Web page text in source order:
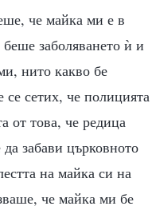
че майка ми е в
заболяването ѝ и
нито какво бе
сетих, че полицията
от това, че редица
забави църковното
на майка си на
че майка ми бе